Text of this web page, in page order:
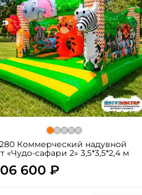
Коммерческий надувной
«Чудо-сафари 2» 3,5*3,5*2,4 м
600 ₽